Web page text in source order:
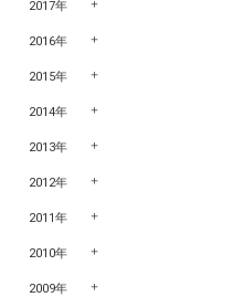
2017年
2016年
2015年
2014年
2013年
2012年
2011年
2010年
2009年